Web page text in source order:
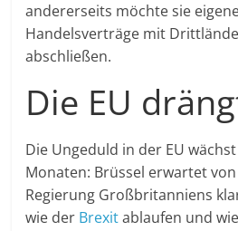
andererseits möchte sie
Handelsverträge mit
abschließen.
Die EU
Die Ungeduld in der EU
Monaten: Brüssel erwartet
Regierung Großbritanniens
wie der Brexitablaufen und